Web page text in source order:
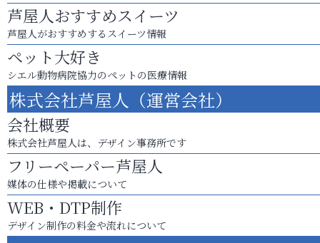
芦屋人おすすめスイーツ
芦屋人がおすすめするスイーツ情報
ペット大好き
シエル動物病院協力のペットの医療情報
株式会社芦屋人（運営会社）
会社概要
株式会社芦屋人は、デザイン事務所です
フリーペーパー芦屋人
媒体の仕様や掲載について
WEB・DTP制作
デザイン制作の料金や流れについて